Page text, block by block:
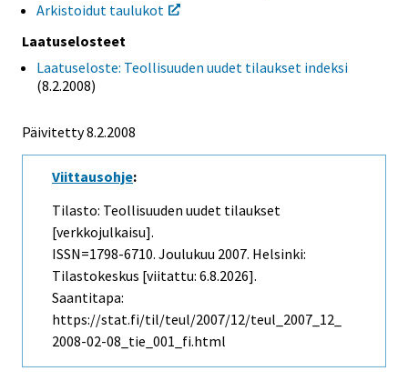
Arkistoidut taulukot
Laatuselosteet
Laatuseloste: Teollisuuden uudet tilaukset indeksi
(8.2.2008)
Päivitetty 8.2.2008
Viittausohje:
Tilasto: Teollisuuden uudet tilaukset
[verkkojulkaisu].
ISSN=1798-6710. Joulukuu 2007. Helsinki:
Tilastokeskus [viitattu: 6.8.2026].
Saantitapa:
https://stat.fi/til/teul/2007/12/teul_2007_12_
2008-02-08_tie_001_fi.html